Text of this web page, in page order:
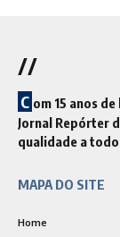
//
C om 15 anos
Jornal Repórter
qualidade a
MAPA DO SITE
Home